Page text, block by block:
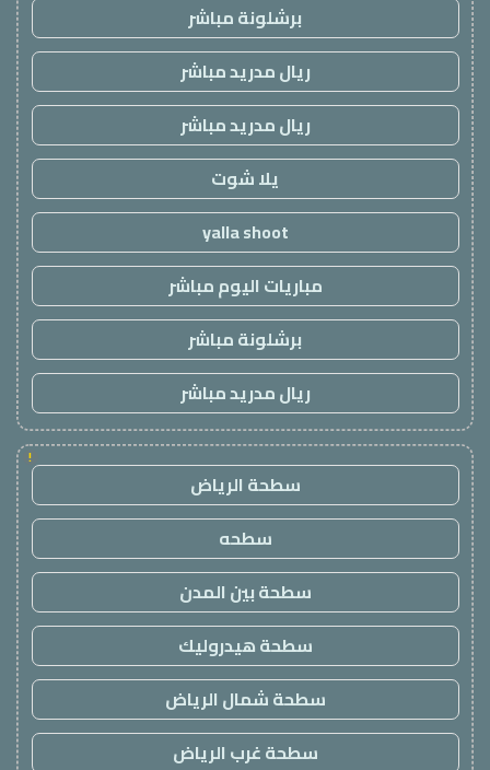
برشلونة مباشر
ريال مدريد مباشر
ريال مدريد مباشر
يلا شوت
yalla shoot
مباريات اليوم مباشر
برشلونة مباشر
ريال مدريد مباشر
!
سطحة الرياض
سطحه
سطحة بين المدن
سطحة هيدروليك
سطحة شمال الرياض
سطحة غرب الرياض